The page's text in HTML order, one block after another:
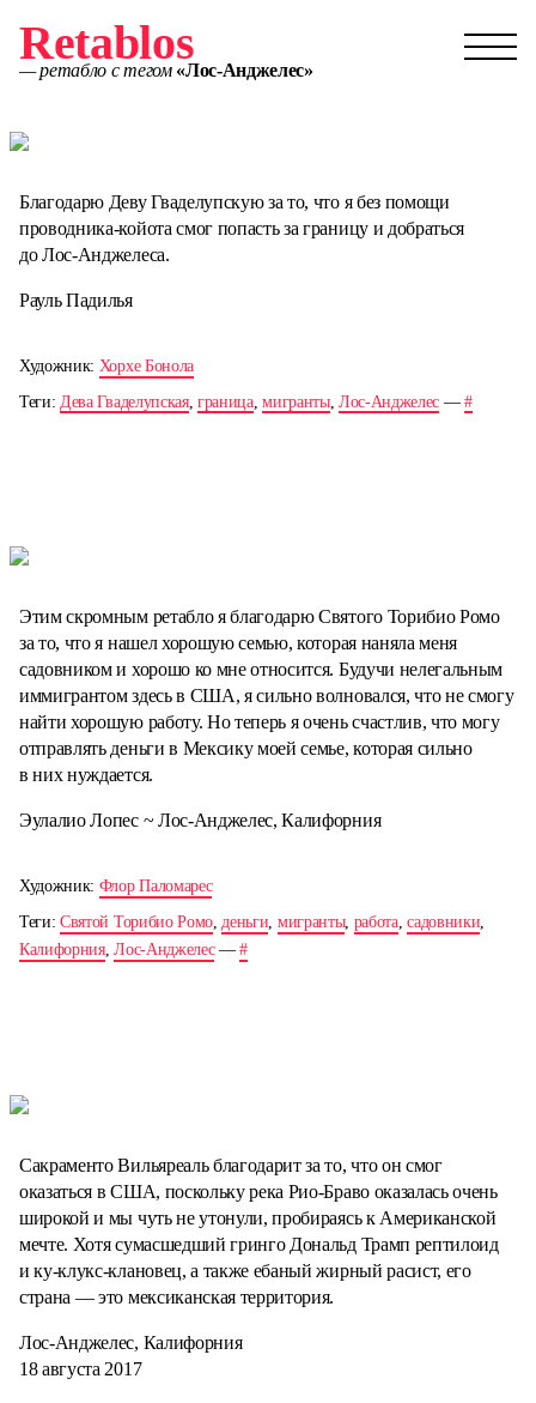
Retablos
— ретабло с тегом «Лос-Анджелес»
Благодарю Деву Гваделупскую за то, что я без помощи
проводника-койота смог попасть за границу и добраться
до Лос-Анджелеса.
Рауль Падилья
Художник: Хорхе Бонола
Теги: Дева Гваделупская,граница,мигранты, Лос-Анджелес —#
Этим скромным ретабло я благодарю Святого Торибио Ромо
за то, что я нашел хорошую семью, которая наняла меня
садовником и хорошо ко мне относится. Будучи нелегальным
иммигрантом здесь в США, я сильно волновался, что не смогу
найти хорошую работу. Но теперь я очень счастлив, что могу
отправлять деньги в Мексику моей семье, которая сильно
в них нуждается.
Эулалио Лопес ~ Лос-Анджелес, Калифорния
Художник: Флор Паломарес
Теги:Святой Торибио Ромо,деньги, мигранты, работа,садовники,
Калифорния,Лос-Анджелес—#
Сакраменто Вильяреаль благодарит за то, что он смог
оказаться в США, поскольку река Рио-Браво оказалась очень
широкой и мы чуть не утонули, пробираясь к Американской
мечте. Хотя сумасшедший гринго Дональд Трамп рептилоид
и ку-клукс-клановец, а также ебаный жирный расист, его
страна — это мексиканская территория.
Лос-Анджелес, Калифорния
18 августа 2017